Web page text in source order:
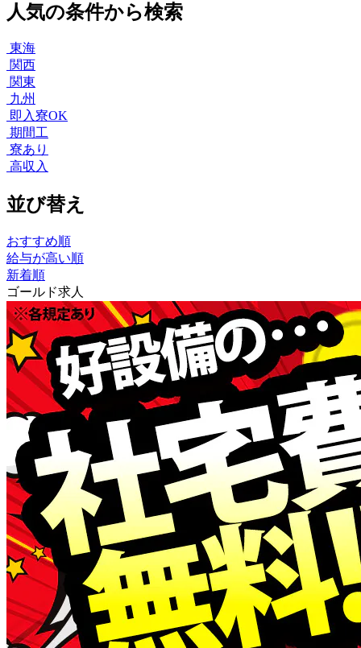
人気の条件から検索
東海
関西
関東
九州
即入寮OK
期間工
寮あり
高収入
並び替え
おすすめ順
給与が高い順
新着順
ゴールド求人